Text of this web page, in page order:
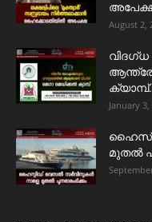
August 2,
January 3,
മുതൽ